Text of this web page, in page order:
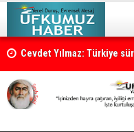
Cevdet Yılmaz: Türkiye